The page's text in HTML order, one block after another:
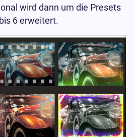
wird dann um die Presets
6 erweitert.